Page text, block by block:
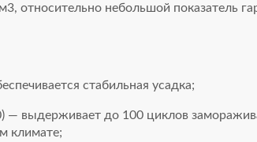
относительно небольшой показатель
стабильная усадка;
— выдерживает до 100 циклов
климате;